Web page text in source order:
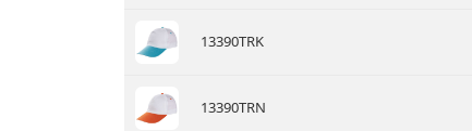
13390TRK
13390TRN